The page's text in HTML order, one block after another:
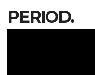
PERIOD.